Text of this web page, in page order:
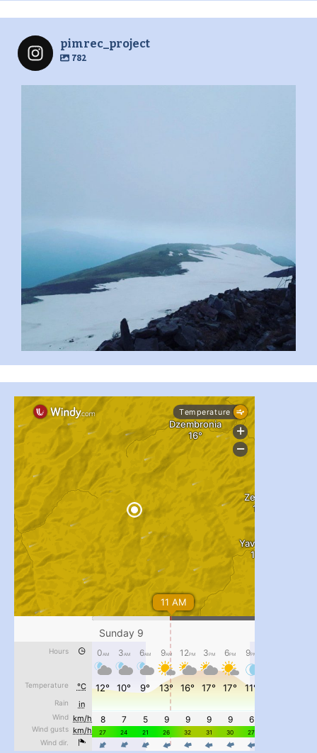
pimrec_project
782
...
pimrec_project
#PipIvanWeather
...
pimrec_project